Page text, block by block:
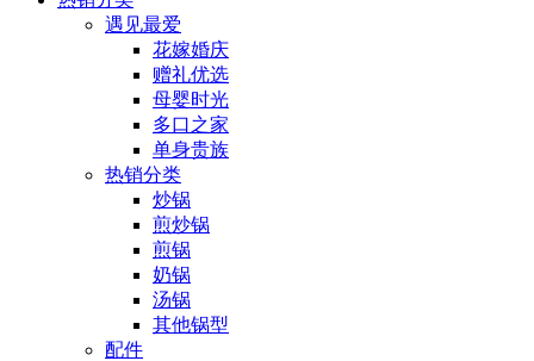
遇见最爱
花嫁婚庆
赠礼优选
母婴时光
多口之家
单身贵族
热销分类
炒锅
煎炒锅
煎锅
奶锅
汤锅
其他锅型
配件